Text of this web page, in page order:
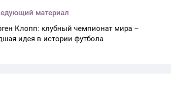
материал
Клопп: клубный чемпионат мира –
идея в истории футбола